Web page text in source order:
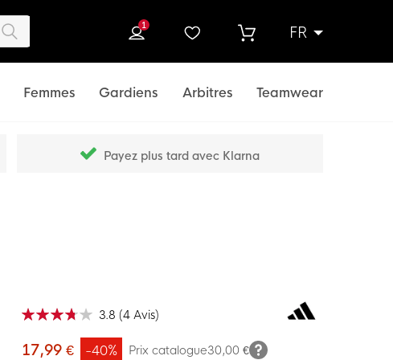
FR
1
Femmes Gardiens Arbitres Teamwear
Payez plus tard avec Klarna
Notation: 3.8 (4 Avis)
17,99 € Prix catalogue30,00 €
-40%